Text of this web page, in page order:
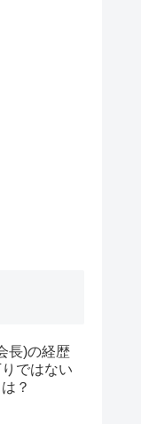
長)の経歴
ではない
？